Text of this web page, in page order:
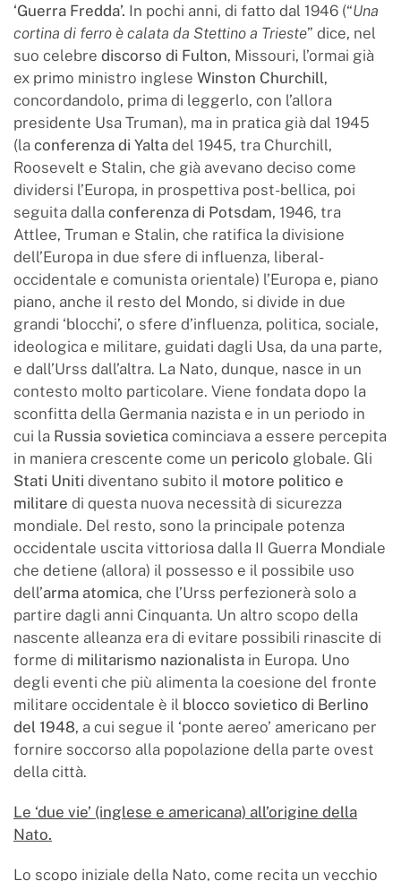
‘Guerra Fredda’. In pochi anni, di fatto dal 1946 (“Una
cortina di ferro è calata da Stettino a Trieste” dice, nel
suo celebre discorso di Fulton, Missouri, l’ormai già
ex primo ministro inglese Winston Churchill,
concordandolo, prima di leggerlo, con l’allora
presidente Usa Truman), ma in pratica già dal 1945
(la conferenza di Yalta del 1945, tra Churchill,
Roosevelt e Stalin, che già avevano deciso come
dividersi l’Europa, in prospettiva post-bellica, poi
seguita dalla conferenza di Potsdam, 1946, tra
Attlee, Truman e Stalin, che ratifica la divisione
dell’Europa in due sfere di influenza, liberal-
occidentale e comunista orientale) l’Europa e, piano
piano, anche il resto del Mondo, si divide in due
grandi ‘blocchi’, o sfere d’influenza, politica, sociale,
ideologica e militare, guidati dagli Usa, da una parte,
e dall’Urss dall’altra. La Nato, dunque, nasce in un
contesto molto particolare. Viene fondata dopo la
sconfitta della Germania nazista e in un periodo in
cui la Russia sovietica cominciava a essere percepita
in maniera crescente come un pericolo globale. Gli
Stati Uniti diventano subito il motore politico e
militare di questa nuova necessità di sicurezza
mondiale. Del resto, sono la principale potenza
occidentale uscita vittoriosa dalla II Guerra Mondiale
che detiene (allora) il possesso e il possibile uso
dell’arma atomica, che l’Urss perfezionerà solo a
partire dagli anni Cinquanta. Un altro scopo della
nascente alleanza era di evitare possibili rinascite di
forme di militarismo nazionalista in Europa. Uno
degli eventi che più alimenta la coesione del fronte
militare occidentale è il blocco sovietico di Berlino
del 1948, a cui segue il ‘ponte aereo’ americano per
fornire soccorso alla popolazione della parte ovest
della città.
Le ‘due vie’ (inglese e americana) all’origine della
Nato.
Lo scopo iniziale della Nato, come recita un vecchio